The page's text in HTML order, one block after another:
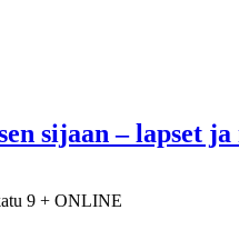
sijaan – lapset
9 + ONLINE